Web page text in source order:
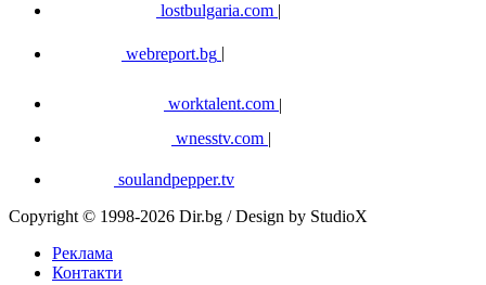
lostbulgaria.com |
webreport.bg
worktalent.com |
wnesstv.com |
soulandpepper.tv
Copyright © 1998-2026 Dir.bg / Design by StudioX
Реклама
Контакти